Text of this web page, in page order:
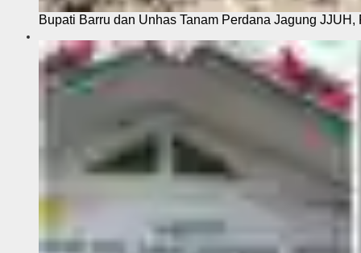
Bupati Barru dan Unhas Tanam Perdana Jagung